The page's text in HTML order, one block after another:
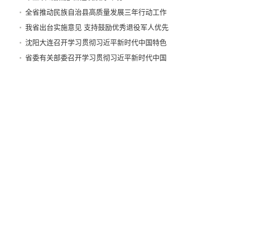
全省推动民族自治县高质量发展三年行动工作
会议召开
我省出台实施意见 支持鼓励优秀退役军人优先
到中小学任教
沈阳大连召开学习贯彻习近平新时代中国特色
社会主义思想主题教育工作会议
省委有关部委召开学习贯彻习近平新时代中国